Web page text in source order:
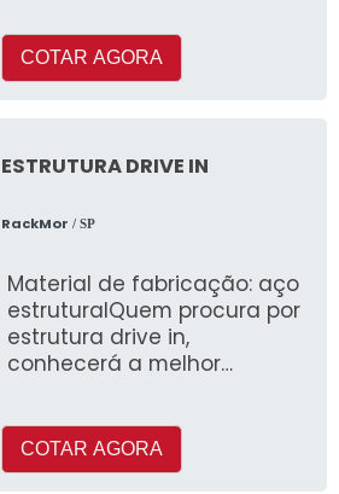
COTAR AGORA
ESTRUTURA DRIVE IN
RackMor / SP
Material de fabricação: aço
estruturalQuem procura por
estrutura drive in,
conhecerá a melhor
COTAR AGORA